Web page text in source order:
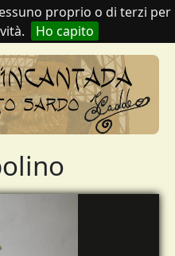
proprio o di terzi per
Ho capito